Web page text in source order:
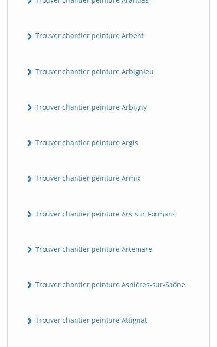
Trouver chantier peinture Arbent
Trouver chantier peinture Arbignieu
Trouver chantier peinture Arbigny
Trouver chantier peinture Argis
Trouver chantier peinture Armix
Trouver chantier peinture Ars-sur-Formans
Trouver chantier peinture Artemare
Trouver chantier peinture Asnières-sur-Saône
Trouver chantier peinture Attignat